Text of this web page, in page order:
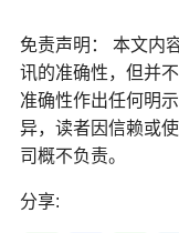
免责声明： 本文内
讯的准确性，但并
准确性作出任何明
异，读者因信赖或
司概不负责。
分享: